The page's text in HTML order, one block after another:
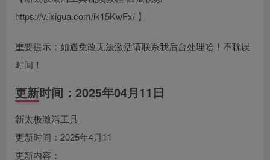
https://v.ixigua.com/ik15KwFx/ 】
重要提示：如遇免改无法激活请联系我后台处理哈！不耽误
时间！
更新时间：2025年04月11日
新太极激活工具
更新时间：2025年4月11
更新内容：